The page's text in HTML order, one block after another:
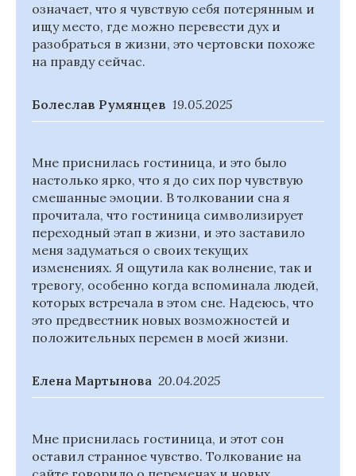
означает, что я чувствую себя потерянным и
ищу место, где можно перевести дух и
разобраться в жизни, это чертовски похоже
на правду сейчас.
Болеслав Румянцев 19.05.2025
Мне приснилась гостиница, и это было
настолько ярко, что я до сих пор чувствую
смешанные эмоции. В толковании сна я
прочитала, что гостиница символизирует
переходный этап в жизни, и это заставило
меня задуматься о своих текущих
изменениях. Я ощутила как волнение, так и
тревогу, особенно когда вспоминала людей,
которых встречала в этом сне. Надеюсь, что
это предвестник новых возможностей и
положительных перемен в моей жизни.
Елена Мартынова 20.04.2025
Мне приснилась гостиница, и этот сон
оставил странное чувство. Толкование на